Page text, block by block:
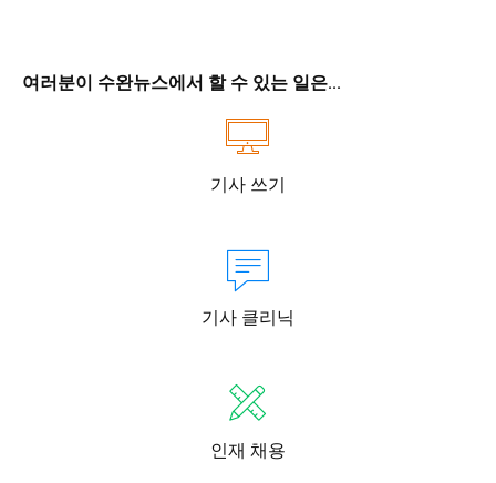
여러분이 수완뉴스에서 할 수 있는 일은...
기사 쓰기
기사 클리닉
인재 채용